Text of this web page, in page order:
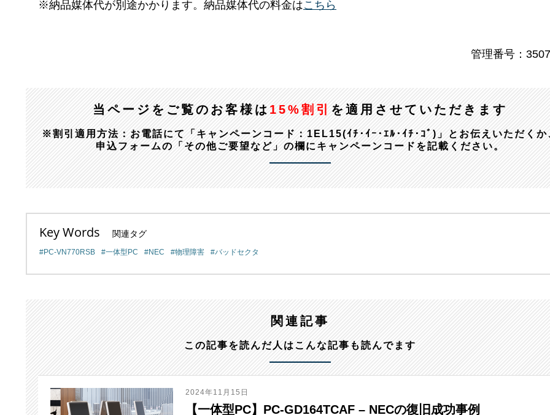
※納品媒体代が別途かかります。納品媒体代の料金はこちら
管理番号：
当ページをご覧のお客様は 15%割引 を適用させていただきます
※割引適用方法：お電話にて「キャンペーンコード：1EL15(ｲﾁ･ｲｰ･ｴﾙ･ｲﾁ･ｺﾞ)」とお伝えいただくか
申込フォームの「その他ご要望など」の欄にキャンペーンコードを記載ください。
Key Words 関連タグ
PC-VN770RSB 一体型PC NEC 物理障害 バッドセクタ
関連記事
この記事を読んだ人はこんな記事も読んでます
2024年11月15日
【一体型PC】PC-GD164TCAF – NECの復旧成功事例